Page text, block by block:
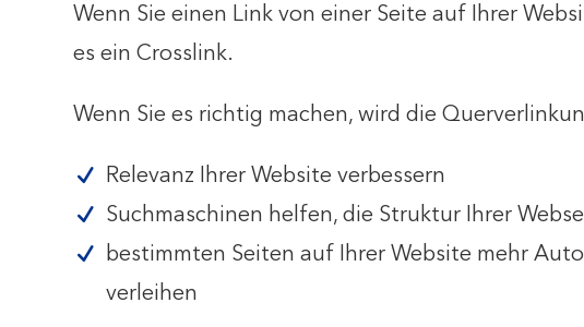
Wenn Sie einen Link von einer Seite auf Ihrer
es ein Crosslink.
Wenn Sie es richtig machen, wird die
Relevanz Ihrer Website verbessern
Suchmaschinen helfen, die Struktur Ihrer
bestimmten Seiten auf Ihrer Website mehr
verleihen